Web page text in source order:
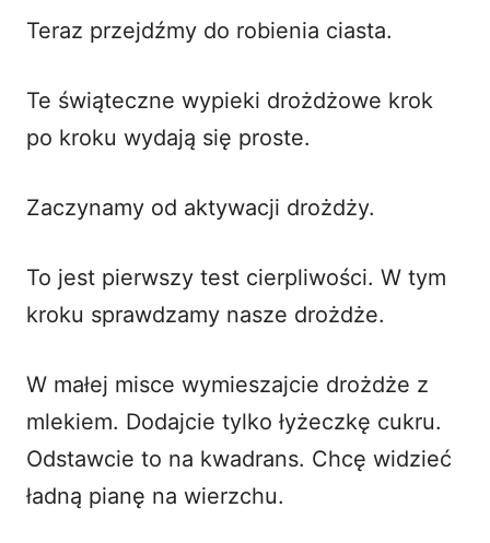
Teraz przejdźmy do robienia ciasta.
Te świąteczne wypieki drożdżowe krok
po kroku wydają się proste.
Zaczynamy od aktywacji drożdży.
To jest pierwszy test cierpliwości. W tym
kroku sprawdzamy nasze drożdże.
W małej misce wymieszajcie drożdże z
mlekiem. Dodajcie tylko łyżeczkę cukru.
Odstawcie to na kwadrans. Chcę widzieć
ładną pianę na wierzchu.